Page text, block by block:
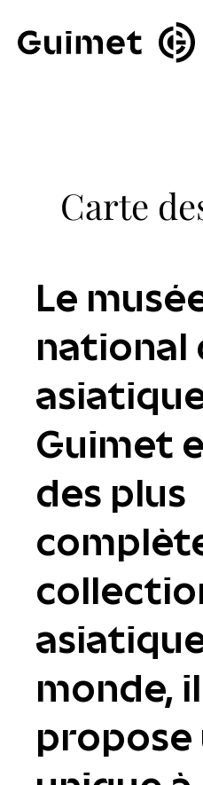
Carte
Le
national
Guimet
des plus
monde,
propose